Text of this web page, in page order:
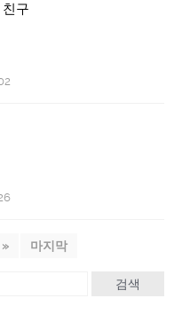
구
» 마지막
검색